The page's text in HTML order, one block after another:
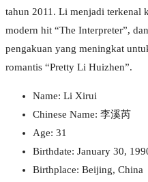
tahun 2011. Li menjadi terkenal
modern hit “The Interpreter”,
pengakuan yang meningkat
romantis “Pretty Li Huizhen”.
Name: Li Xirui
Chinese Name: 李溪芮
Age: 31
Birthdate: January 30,
Birthplace: Beijing, China